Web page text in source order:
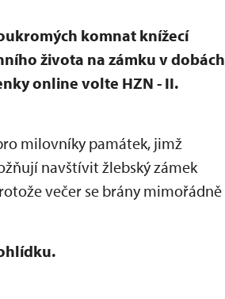
komnat knížecí
života na zámku v dobách
online volte HZN - II.
milovníky památek, jimž
navštívit žlebský zámek
večer se brány mimořádně